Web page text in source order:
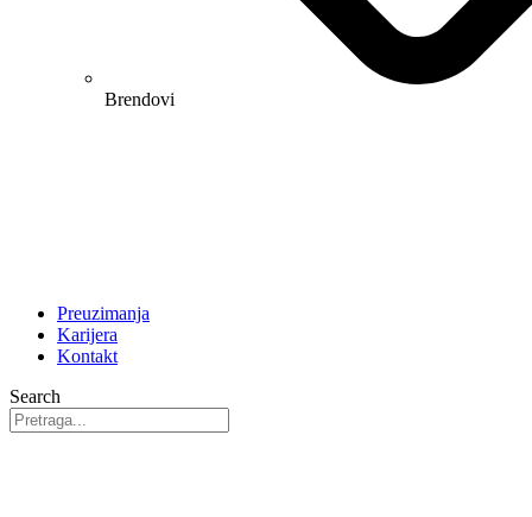
Brendovi
Preuzimanja
Karijera
Kontakt
Search